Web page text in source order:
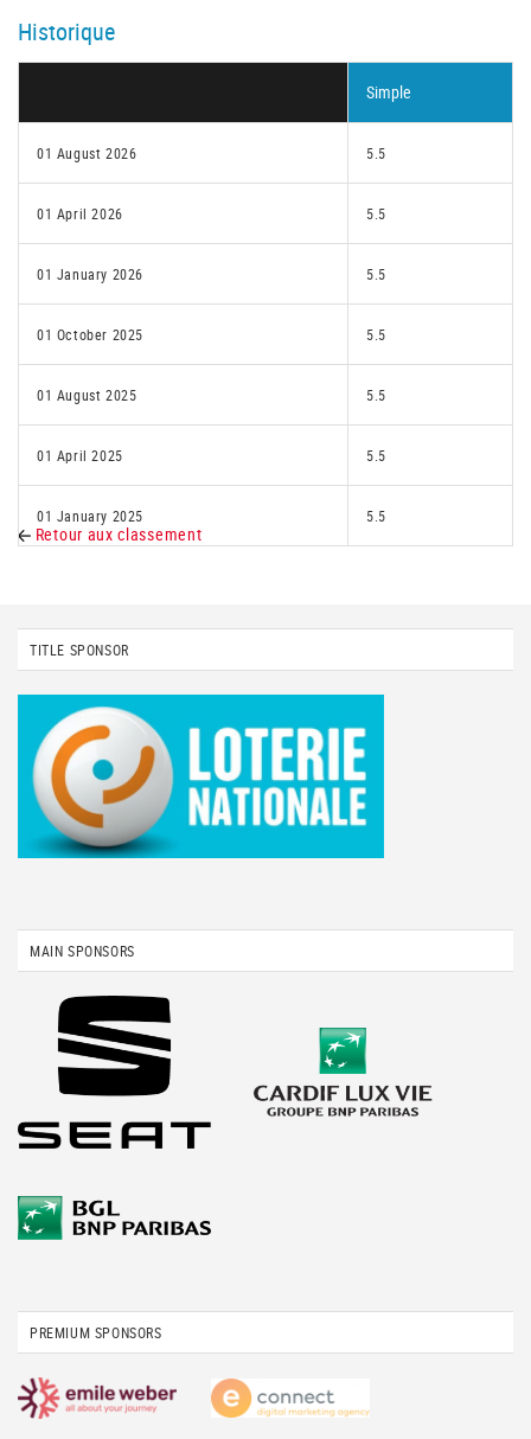
Historique
Simple
01 August 2026 5.5
01 April 2026 5.5
01 January 2026 5.5
01 October 2025 5.5
01 August 2025 5.5
01 April 2025 5.5
01 January 2025 5.5
Retour aux classement
TITLE SPONSOR
MAIN SPONSORS
PREMIUM SPONSORS